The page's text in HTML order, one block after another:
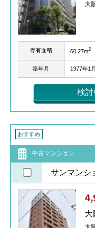
大
専有面積 60.27m2
築年月 1977年1月
検討
おすすめ
中古マンション
サンマンシ
大